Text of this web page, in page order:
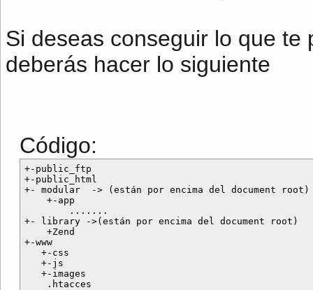
Si deseas conseguir lo que te
deberás hacer lo siguiente
Código:
+-public_ftp
+-public_html
+- modular  -> (están por encima del document root)
    +-app
        .......
+- library ->(están por encima del document root)
    +Zend
+-www
   +-css
   +-js
   +-images
    .htacces